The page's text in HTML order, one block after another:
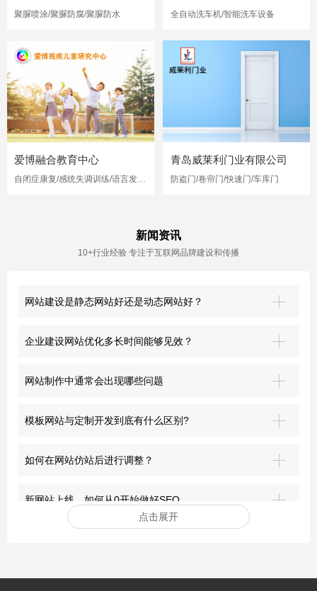
聚脲喷涂/聚脲防腐/聚脲防水 全自动洗车机/智能洗车设备
爱博融合教育中心 青岛威莱利门业有限公司
防盗门/卷帘门/快速门/车库门
新闻资讯
10+行业经验 专注于互联网品牌建设和传播
网站建设是静态网站好还是动态网站好？
企业建设网站优化多长时间能够见效？
网站制作中通常会出现哪些问题
模板网站与定制开发到底有什么区别?
如何在网站仿站后进行调整？
新网站上线，如何从0开始做好SEO
突破界限：青岛网站建设的前沿探索
点击展开